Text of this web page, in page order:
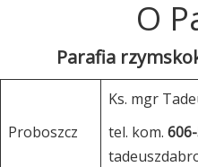
O
Parafia
Proboszcz
Ks. mgr
tel. kom.